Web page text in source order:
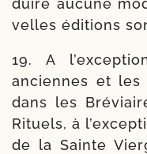
duire aucune
velles édi­tions
19. A
anciennes et les
dans les
Rituels, à
de la Sainte